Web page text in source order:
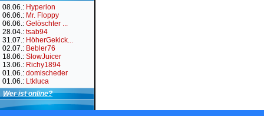
08.06.: Hyperion
06.06.: Mr. Floppy
06.06.: Gelöschter ...
28.04.: tsab94
31.07.: HöherGekick...
02.07.: Bebler76
18.06.: SlowJuicer
13.06.: Richy1894
01.06.: domischeder
01.06.: Ltkluca
Wer ist online?